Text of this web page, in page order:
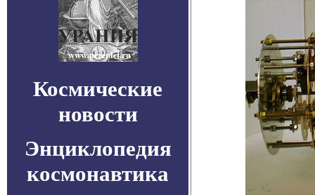
Космические
новости
Энциклопедия
космонавтика